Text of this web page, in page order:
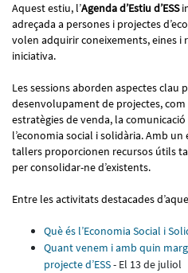
Aquest estiu, l’Agenda d’Estiu d’ESS
adreçada a persones i projectes
volen adquirir coneixements, eines i
iniciativa.
Les sessions aborden aspectes clau
desenvolupament de projectes,
estratègies de venda, la
l’economia social i solidària. Amb
tallers proporcionen recursos útils
per consolidar-ne d’existents.
Entre les activitats destacades
Què és l’Economia Social i
Quant venem i amb quin
projecte d’ESS- El 13 de juliol